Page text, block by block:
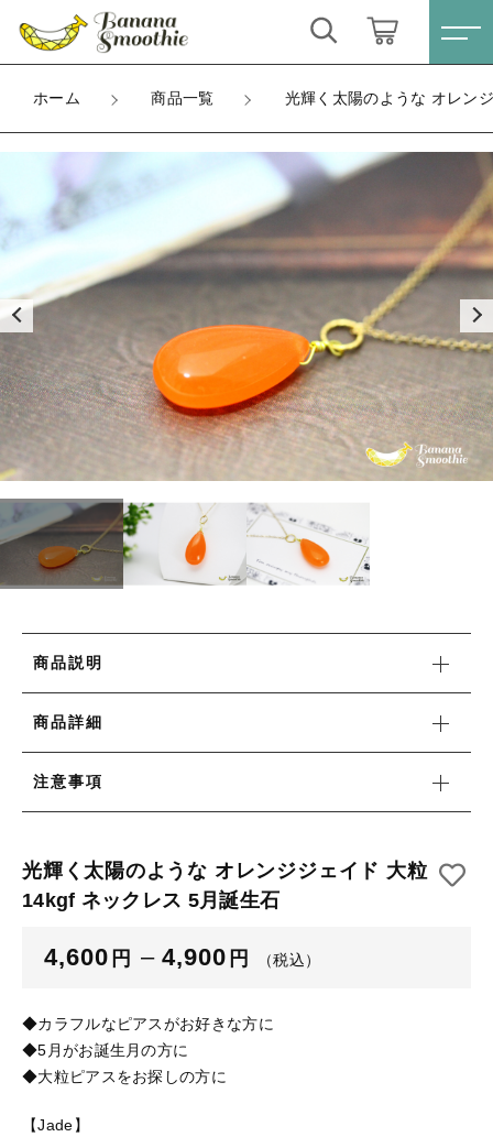
ホーム 商品一覧 光輝く太陽のような オレン
商品説明
商品詳細
注意事項
光輝く太陽のような オレンジジェイド 大粒
14kgf ネックレス 5月誕生石
4,600 円 – 4,900 円 （税込）
◆カラフルなピアスがお好きな方に
◆5月がお誕生月の方に
◆大粒ピアスをお探しの方に
【Jade】
カートに商品を追加しました
光輝く太陽のような オレンジジェイド 大粒
14kgf ネックレス 5月誕生石
ネックレスチェーン長さ
数量
（税込）
ショッピングを続ける
カートを確認する
ログイン / 会員登録
すべての商品
ネックレス
イヤリング
リング
HAPPY BAG
-Color Type-
新着商品
セール
ブログ
ご利用ガイド
お問い合わせ
すべて
ピアス
ネックレス
イヤリング
ブレスレット
リング
HAPPY BAG
-Stone Type-
-Color Type-
誕生石
キーワード検索
こだわり検索
親カテゴリ
価格帯
～
その他
在庫あり セール
並び順